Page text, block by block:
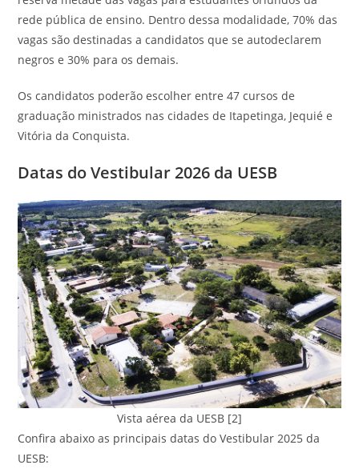
rede pública de ensino. Dentro dessa modalidade, 70% das
vagas são destinadas a candidatos que se autodeclarem
negros e 30% para os demais.
Os candidatos poderão escolher entre 47 cursos de
graduação ministrados nas cidades de Itapetinga, Jequié e
Vitória da Conquista.
Datas do Vestibular 2026 da UESB
Vista aérea da UESB [2]
Confira abaixo as principais datas do Vestibular 2025 da
UESB: